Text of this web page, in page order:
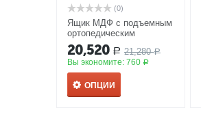
(0)
Ящик МДФ с подъемным
ортопедическим
основанием к кровати
120*200 Прованс Алетан
20,520 Р 21,280 Р
Вы экономите: 760 Р
ОПЦИИ